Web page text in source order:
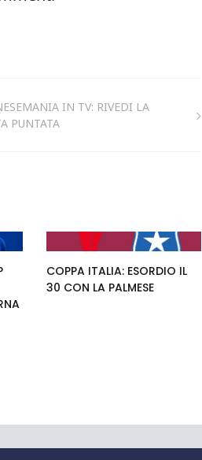
IN TV: RIVEDI LA
PUNTATA
COPPA ITALIA: ESORDIO IL
30 CON LA PALMESE